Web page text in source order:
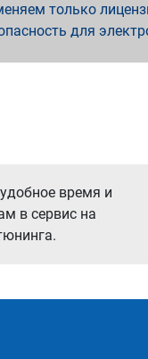
только
для
время и
в сервис на